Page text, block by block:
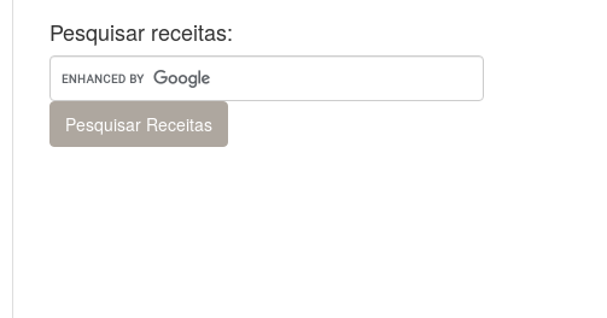
Pesquisar receitas: